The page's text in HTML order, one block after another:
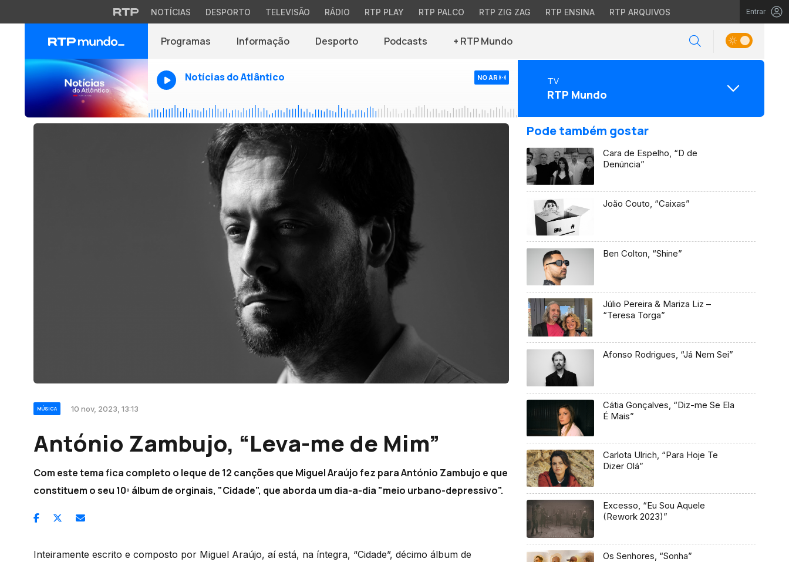
NOTÍCIAS DESPORTO TELEVISÃO RÁDIO RTP PLAY RTP PALCO RTP ZIG ZAG RTP ENSINA RTP ARQUIVOS Entrar
Programas Informação Desporto Podcasts + RTP Mundo
Notícias do Atlântico NO AR TV
RTP Mundo
MÚSICA 10 nov, 2023, 13:13
António Zambujo, “Leva-me de Mim”
Com este tema fica completo o leque de 12 canções que Miguel Araújo fez para António Zambujo e que
constituem o seu 10º álbum de orginais, "Cidade", que aborda um dia-a-dia "meio urbano-depressivo".
Inteiramente escrito e composto por Miguel Araújo, aí está, na íntegra, “Cidade”, décimo álbum de
Pode também gostar
Cara de Espelho, “D de
Denúncia”
João Couto, “Caixas”
Ben Colton, “Shine”
Júlio Pereira & Mariza Liz –
“Teresa Torga”
Afonso Rodrigues, “Já Nem Sei”
Cátia Gonçalves, “Diz-me Se Ela
É Mais”
Carlota Ulrich, “Para Hoje Te
Dizer Olá”
Excesso, “Eu Sou Aquele
(Rework 2023)”
Os Senhores, “Sonha”